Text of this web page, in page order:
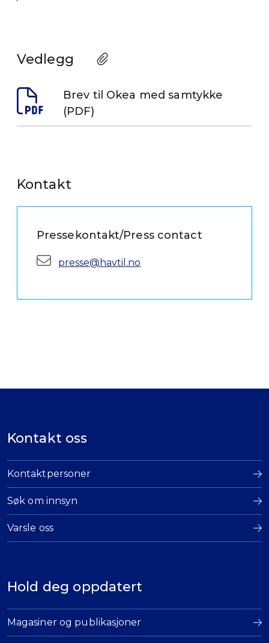
Vedlegg
Brev til Okea med samtykke
(PDF)
Kontakt
Pressekontakt/Press contact
E-post:presse@havtil.no
Kontakt oss
Kontaktpersoner
Søk om innsyn
Varsle oss
Hold deg oppdatert
Magasiner og publikasjoner